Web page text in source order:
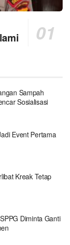
Sampah
Sosialisasi
Event Pertama
Kreak Tetap
Diminta Ganti